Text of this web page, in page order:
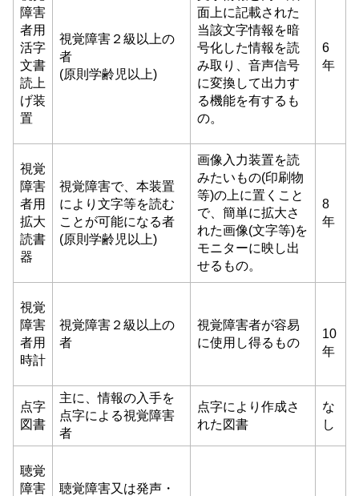
障害
者用
活字
文書
読上
げ装
置
視覚障害２級以上の
者
(原則学齢児以上)
面上に記載された
当該文字情報を暗
号化した情報を読
み取り、音声信号
に変換して出力す
る機能を有するも
の。
6
年
視覚
障害
者用
拡大
読書
器
視覚障害で、本装置
により文字等を読む
ことが可能になる者
(原則学齢児以上)
画像入力装置を読
みたいもの(印刷物
等)の上に置くこと
で、簡単に拡大さ
れた画像(文字等)を
モニターに映し出
せるもの。
8
年
視覚
障害
者用
時計
視覚障害２級以上の
者
視覚障害者が容易
に使用し得るもの
10
年
点字
図書
主に、情報の入手を
点字による視覚障害
者
点字により作成さ
れた図書
な
し
聴覚
障害
聴覚障害又は発声・